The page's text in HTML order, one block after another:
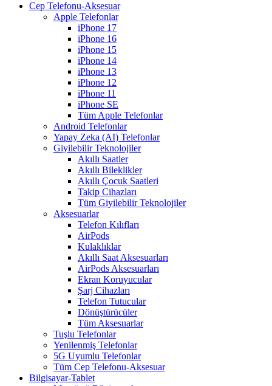
Cep Telefonu-Aksesuar
Apple Telefonlar
iPhone 17
iPhone 16
iPhone 15
iPhone 14
iPhone 13
iPhone 12
iPhone 11
iPhone SE
Tüm Apple Telefonlar
Android Telefonlar
Yapay Zeka (AI) Telefonlar
Giyilebilir Teknolojiler
Akıllı Saatler
Akıllı Bileklikler
Akıllı Çocuk Saatleri
Takip Cihazları
Tüm Giyilebilir Teknolojiler
Aksesuarlar
Telefon Kılıfları
AirPods
Kulaklıklar
Akıllı Saat Aksesuarları
AirPods Aksesuarları
Ekran Koruyucular
Şarj Cihazları
Telefon Tutucular
Dönüştürücüler
Tüm Aksesuarlar
Tuşlu Telefonlar
Yenilenmiş Telefonlar
5G Uyumlu Telefonlar
Tüm Cep Telefonu-Aksesuar
Bilgisayar-Tablet